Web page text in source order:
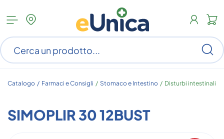
Apri
menu
categorie
Catalogo / Farmaci e Consigli / Stomaco e Intestino / Disturbi intestinali
SIMOPLIR 30 12BUST